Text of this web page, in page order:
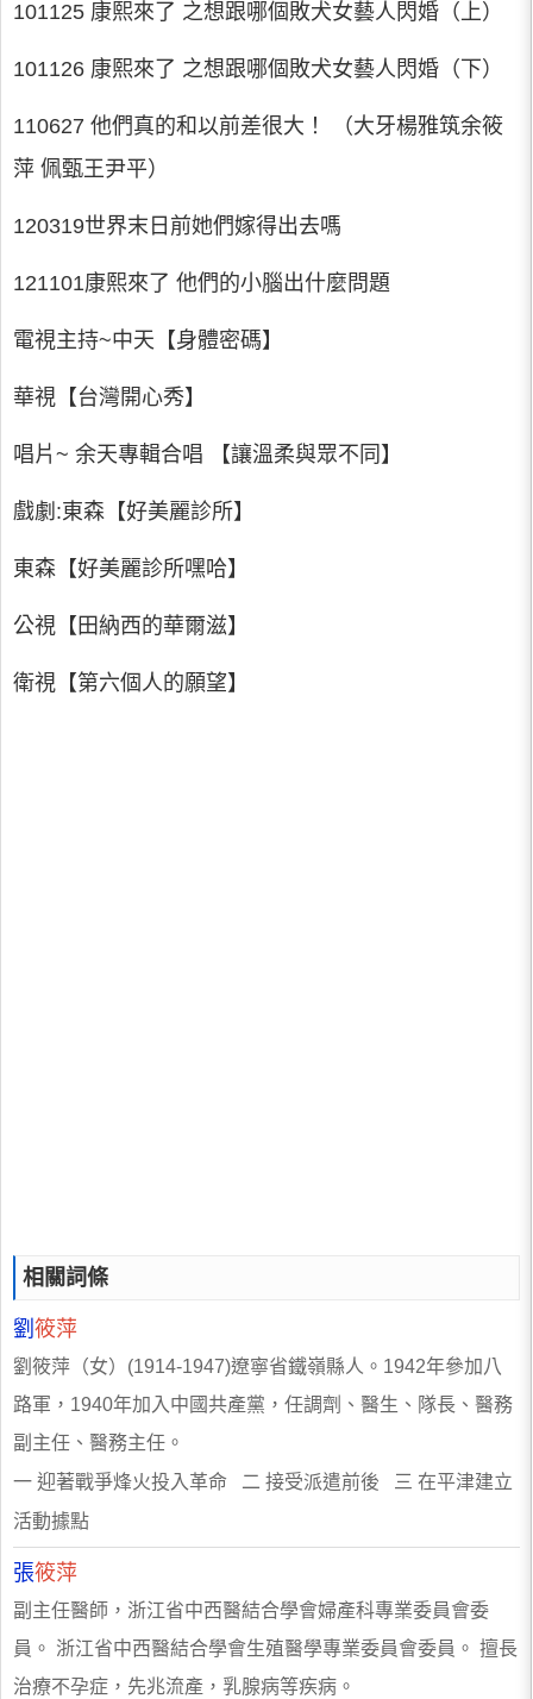
101125 康熙來了 之想跟哪個敗犬女藝人閃婚（上）
101126 康熙來了 之想跟哪個敗犬女藝人閃婚（下）
110627 他們真的和以前差很大！ （大牙楊雅筑余筱
萍 佩甄王尹平）
120319世界末日前她們嫁得出去嗎
121101康熙來了 他們的小腦出什麼問題
電視主持~中天【身體密碼】
華視【台灣開心秀】
唱片~ 余天專輯合唱 【讓溫柔與眾不同】
戲劇:東森【好美麗診所】
東森【好美麗診所嘿哈】
公視【田納西的華爾滋】
衛視【第六個人的願望】
相關詞條
劉 筱萍
劉筱萍（女）(1914-1947)遼寧省鐵嶺縣人。1942年參加八
路軍，1940年加入中國共產黨，任調劑、醫生、隊長、醫務
副主任、醫務主任。
一 迎著戰爭烽火投入革命 二 接受派遣前後 三 在平津建立
活動據點
張筱萍
副主任醫師，浙江省中西醫結合學會婦產科專業委員會委
員。 浙江省中西醫結合學會生殖醫學專業委員會委員。 擅長
治療不孕症，先兆流產，乳腺病等疾病。